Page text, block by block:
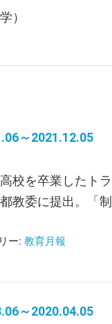
）
～2021.12.05
校を卒業したト
教委に提出。「
ー: 教育月報
～2020.04.05